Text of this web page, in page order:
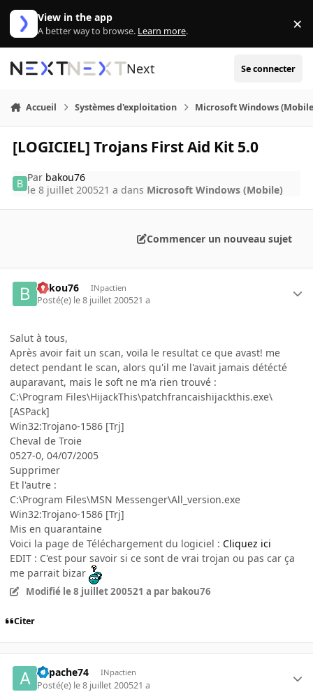
Aller au contenu
View in the app
A better way to browse. Learn more. ×
Next Se connecter
Accueil Systèmes d'exploitation Microsoft Windows
[LOGICIEL] Trojans First Aid Kit 5.0
Par bakou76
le 8 juillet 200521 a dans Microsoft Windows (Mobile)
Commencer un nouveau sujet
bakou76 INpactien
Posté(e) le 8 juillet 200521 a
Salut à tous,
Après avoir fait un scan, voila le resultat ce que avast! me
detect pendant le scan, alors qu'il me l'avait jamais détécté
auparavant, mais le soft ne m'a rien trouvé :
C:\Program Files\HijackThis\patchfrancaishijackthis.exe\
[ASPack]
Win32:Trojano-1586 [Trj]
Cheval de Troie
0527-0, 04/07/2005
Supprimer
Et l'autre :
C:\Program Files\MSN Messenger\All_version.exe
Win32:Trojano-1586 [Trj]
Mis en quarantaine
Voici la page de Téléchargement du logiciel : Cliquez ici
EDIT : C'est pour savoir si ce sont de vrai trojan ou pas car ça
me parrait bizar
Modifié le 8 juillet 200521 a par bakou76
Citer
appache74 INpactien
Posté(e) le 8 juillet 200521 a